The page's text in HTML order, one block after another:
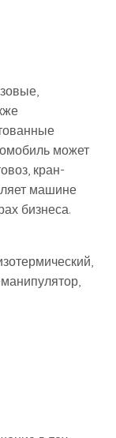
может
кран-
машине
бизнеса.